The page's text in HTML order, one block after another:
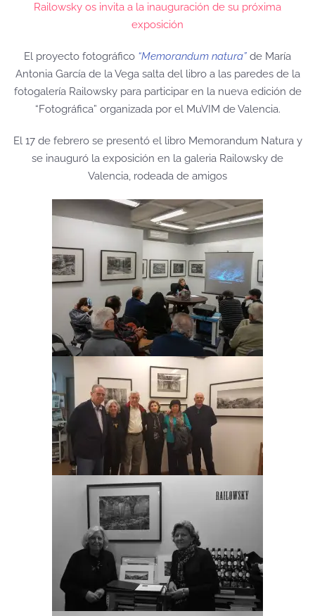
Railowsky os invita a la inauguración de su próxima
exposición
El proyecto fotográfico “Memorandum natura” de María
Antonia García de la Vega salta del libro a las paredes de la
fotogalería Railowsky para participar en la nueva edición de
“Fotográfica” organizada por el MuVIM de Valencia.
El 17 de febrero se presentó el libro Memorandum Natura y
se inauguró la exposición en la galeria Railowsky de
Valencia, rodeada de amigos